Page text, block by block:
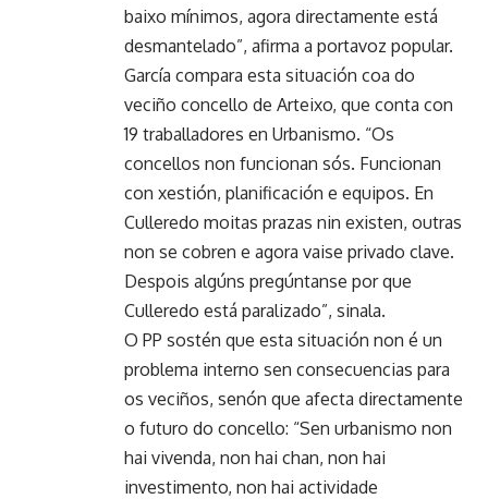
baixo mínimos, agora directamente está
desmantelado”, afirma a portavoz popular.
García compara esta situación coa do
veciño concello de Arteixo, que conta con
19 traballadores en Urbanismo. “Os
concellos non funcionan sós. Funcionan
con xestión, planificación e equipos. En
Culleredo moitas prazas nin existen, outras
non se cobren e agora vaise privado clave.
Despois algúns pregúntanse por que
Culleredo está paralizado”, sinala.
O PP sostén que esta situación non é un
problema interno sen consecuencias para
os veciños, senón que afecta directamente
o futuro do concello: “Sen urbanismo non
hai vivenda, non hai chan, non hai
investimento, non hai actividade